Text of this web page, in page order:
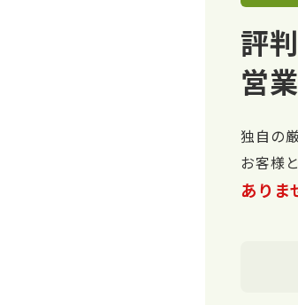
評
営
独自の
お客様
ありま